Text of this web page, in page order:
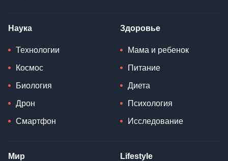
Наука
Технологии
Космос
Биология
Дрон
Смартфон
Здоровье
Мама и ребенок
Питание
Диета
Психология
Исследование
Мир Lifestyle